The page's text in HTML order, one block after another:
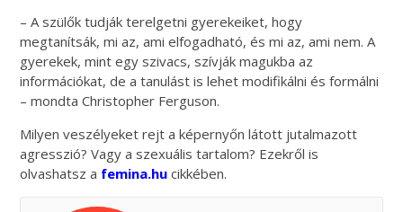
– A szülők tudják terelgetni gyerekeiket, hogy
megtanítsák, mi az, ami elfogadható, és mi az, ami nem. A
gyerekek, mint egy szivacs, szívják magukba az
információkat, de a tanulást is lehet modifikálni és formálni
– mondta Christopher Ferguson.
Milyen veszélyeket rejt a képernyőn látott jutalmazott
agresszió? Vagy a szexuális tartalom? Ezekről is
olvashatsz a femina.hu cikkében.